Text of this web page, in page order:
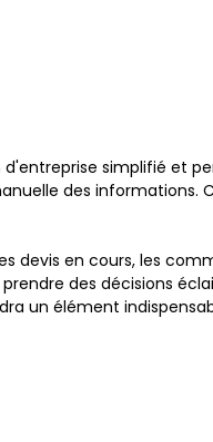
simplifié et
des
devis en cours, les
des décisions
un élément